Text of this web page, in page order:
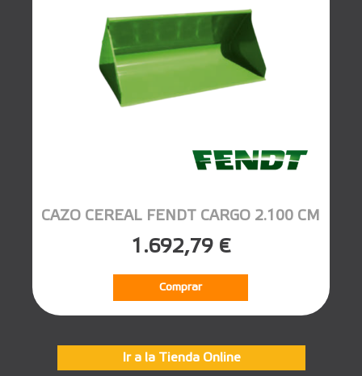
CAZO CEREAL FENDT CARGO 2.100 CM
1.692,79 €
Comprar
Ir a la Tienda Online